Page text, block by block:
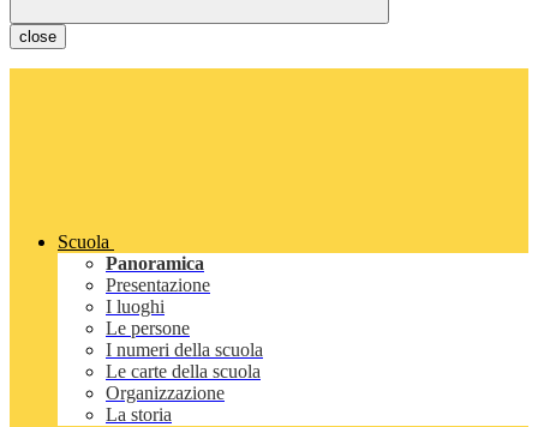
close
Scuola
Panoramica
Presentazione
I luoghi
Le persone
I numeri della scuola
Le carte della scuola
Organizzazione
La storia